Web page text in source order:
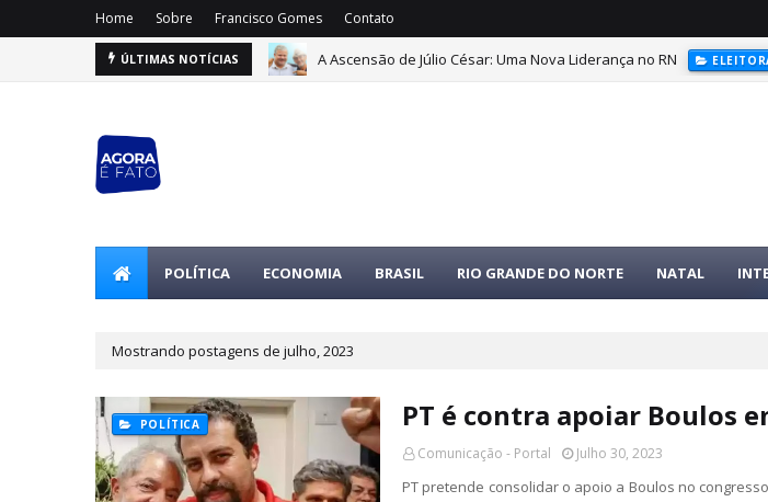
Home Sobre Francisco Gomes Contato
ÚLTIMAS NOTÍCIAS
A Ascensão de Júlio César: Uma Nova Liderança no RN
Entenda os Fundos: eleitoral, partidário e os financiadores de
POLÍTICA ECONOMIA BRASIL RIO GRANDE DO NORTE NATAL
Mostrando postagens de julho, 2023
POLÍTICA PT é contra apoiar Boulos
Comunicação - Portal Julho 30, 2023
PT pretende consolidar o apoio a Boulos no